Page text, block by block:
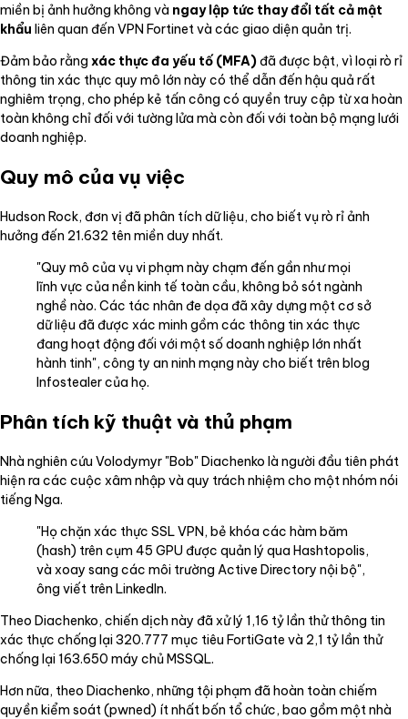
miền bị ảnh hưởng không và ngay lập tức thay đổi tất cả mật
khẩu liên quan đến VPN Fortinet và các giao diện quản trị.
Đảm bảo rằng xác thực đa yếu tố (MFA)đã được bật, vì loại rò rỉ
thông tin xác thực quy mô lớn này có thể dẫn đến hậu quả rất
nghiêm trọng, cho phép kẻ tấn công có quyền truy cập từ xa hoàn
toàn không chỉ đối với tường lửa mà còn đối với toàn bộ mạng lưới
doanh nghiệp.
Quy mô của vụ việc
Hudson Rock, đơn vị đã phân tích dữ liệu, cho biết vụ rò rỉ ảnh
hưởng đến 21.632 tên miền duy nhất.
"Quy mô của vụ vi phạm này chạm đến gần như mọi
lĩnh vực của nền kinh tế toàn cầu, không bỏ sót ngành
nghề nào. Các tác nhân đe dọa đã xây dựng một cơ sở
dữ liệu đã được xác minh gồm các thông tin xác thực
đang hoạt động đối với một số doanh nghiệp lớn nhất
hành tinh", công ty an ninh mạng này cho biết trên blog
Infostealer của họ.
Phân tích kỹ thuật và thủ phạm
Nhà nghiên cứu Volodymyr "Bob" Diachenko là người đầu tiên phát
hiện ra các cuộc xâm nhập và quy trách nhiệm cho một nhóm nói
tiếng Nga.
"Họ chặn xác thực SSL VPN, bẻ khóa các hàm băm
(hash) trên cụm 45 GPU được quản lý qua Hashtopolis,
và xoay sang các môi trường Active Directory nội bộ",
ông viết trên LinkedIn.
Theo Diachenko, chiến dịch này đã xử lý 1,16 tỷ lần thử thông tin
xác thực chống lại 320.777 mục tiêu FortiGate và 2,1 tỷ lần thử
chống lại 163.650 máy chủ MSSQL.
Hơn nữa, theo Diachenko, những tội phạm đã hoàn toàn chiếm
quyền kiểm soát (pwned) ít nhất bốn tổ chức, bao gồm một nhà